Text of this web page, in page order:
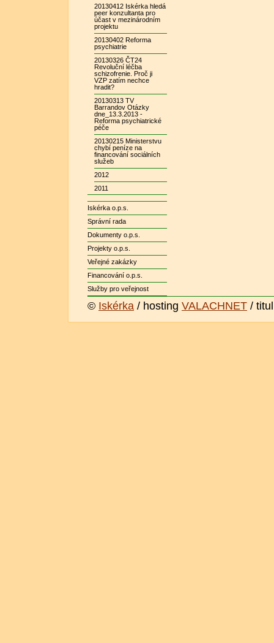
20130412 Iskérka hledá
peer konzultanta pro
účast v mezinárodním
projektu
20130402 Reforma
psychiatrie
20130326 ČT24
Revoluční léčba
schizofrenie. Proč ji
VZP zatím nechce
hradit?
20130313 TV
Barrandov Otázky
dne_13.3.2013 -
Reforma psychiatrické
péče
20130215 Ministerstvu
chybí peníze na
financování sociálních
služeb
2012
2011
Iskérka o.p.s.
Správní rada
Dokumenty o.p.s.
Projekty o.p.s.
Veřejné zakázky
Financování o.p.s.
Služby pro veřejnost
© Iskérka / hosting VALACHNET /